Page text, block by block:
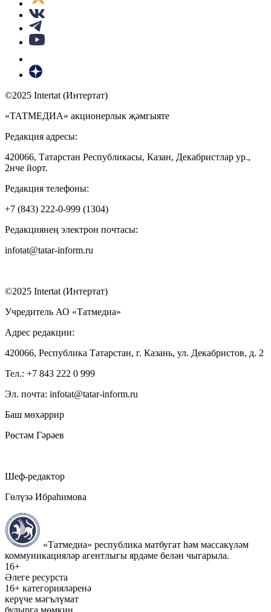
©2025 Intertat (Интертат)
«ТАТМЕДИА» акционерлык җәмгыяте
Редакция адресы:
420066, Татарстан Республикасы, Казан, Декабристлар ур.,
2нче йорт.
Редакция телефоны:
+7 (843) 222-0-999 (1304)
Редакциянең электрон почтасы:
infotat@tatar-inform.ru
©2025 Intertat (Интертат)
Учредитель АО «Татмедиа»
Адрес редакции:
420066, Республика Татарстан, г. Казань, ул. Декабристов, д. 2
Тел.: +7 843 222 0 999
Эл. почта: infotat@tatar-inform.ru
Баш мөхәррир
Рөстәм Гәрәев
Шеф-редактор
Гөлүзә Ибраһимова
«Татмедиа» республика матбугат һәм массакүләм
коммуникацияләр агентлыгы ярдәме белән чыгарыла.
16+
Әлеге ресурста
16+ категорияләренә
керүче мәгълүмат
булырга мөмкин.